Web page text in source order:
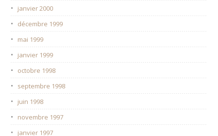
janvier 2000
décembre 1999
mai 1999
janvier 1999
octobre 1998
septembre 1998
juin 1998
novembre 1997
janvier 1997